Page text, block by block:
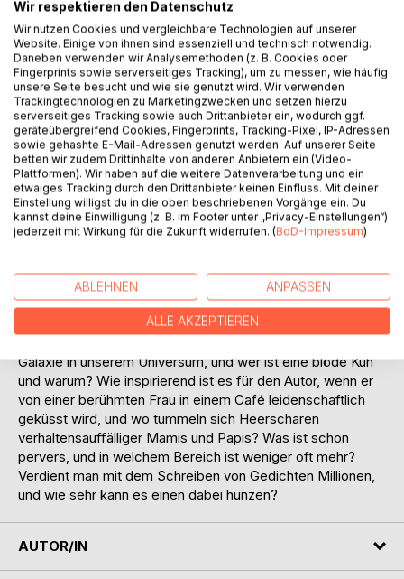
BESCHREIBUNG
Wunderlich und wundervoll, raubeinig und feinsinnig.
Thomas Alexander Imre spannt solcherart in seinen
Gedichten den Bogen, wenn er dem Tod, dem Leben und
Gedichten. Diese geben offenherzig wie originell Einblick in
die "W-Fragen", wie beispielsweise: Was ist sexy und
rockt, und wem sollte man Almosen geben? Welcher "Ort"
Galaxie in unserem Universum, und wer ist eine blöde Kuh
und warum? Wie inspirierend ist es für den Autor, wenn er
von einer berühmten Frau in einem Café leidenschaftlich
geküsst wird, und wo tummeln sich Heerscharen
verhaltensauffälliger Mamis und Papis? Was ist schon
pervers, und in welchem Bereich ist weniger oft mehr?
Verdient man mit dem Schreiben von Gedichten Millionen,
und wie sehr kann es einen dabei hunzen?
AUTOR/IN
Wir respektieren den Datenschutz
Wir nutzen Cookies und vergleichbare Technologien auf unserer
Website. Einige von ihnen sind essenziell und technisch notwendig.
Daneben verwenden wir Analysemethoden (z. B. Cookies oder
Fingerprints sowie serverseitiges Tracking), um zu messen, wie häufig
unsere Seite besucht und wie sie genutzt wird. Wir verwenden
Trackingtechnologien zu Marketingzwecken und setzen hierzu
serverseitiges Tracking sowie auch Drittanbieter ein, wodurch ggf.
geräteübergreifend Cookies, Fingerprints, Tracking-Pixel, IP-Adressen
sowie gehashte E-Mail-Adressen genutzt werden. Auf unserer Seite
betten wir zudem Drittinhalte von anderen Anbietern ein (Video-
Plattformen). Wir haben auf die weitere Datenverarbeitung und ein
etwaiges Tracking durch den Drittanbieter keinen Einfluss. Mit deiner
Einstellung willigst du in die oben beschriebenen Vorgänge ein. Du
kannst deine Einwilligung (z. B. im Footer unter „Privacy-Einstellungen“)
jederzeit mit Wirkung für die Zukunft widerrufen. (BoD-Impressum)
ABLEHNEN ANPASSEN
ALLE AKZEPTIEREN